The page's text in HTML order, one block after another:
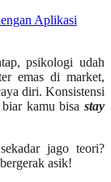
Aplikasi
psikologi udah
emas di market,
diri. Konsistensi
kamu bisa stay
jago teori?
asik!